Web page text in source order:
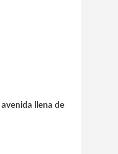
avenida llena de